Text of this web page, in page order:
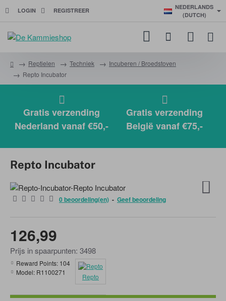
LOGIN REGISTREER
NEDERLANDS
(DUTCH)
Reptielen Techniek
Incuberen / Broedstoven
Repto Incubator
Gratis verzending
Nederland vanaf €50,-
Gratis verzending
België vanaf €75,-
Repto Incubator
0 beoordeling(en) - Geef beoordeling
126,99
Prijs in spaarpunten: 3498
Reward Points: 104
Model: R1100271
Repto